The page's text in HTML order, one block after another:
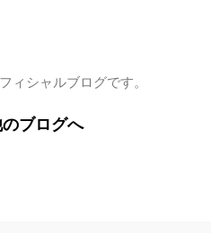
ィシャルブログです。
ブログへ